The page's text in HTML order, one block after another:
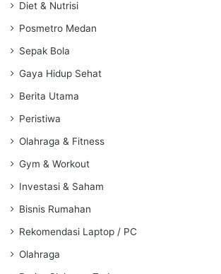
Diet & Nutrisi
Posmetro Medan
Sepak Bola
Gaya Hidup Sehat
Berita Utama
Peristiwa
Olahraga & Fitness
Gym & Workout
Investasi & Saham
Bisnis Rumahan
Rekomendasi Laptop / PC
Olahraga